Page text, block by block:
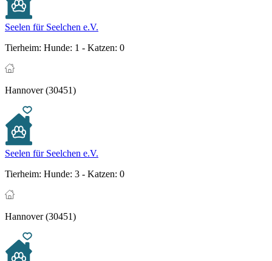
Seelen für Seelchen e.V.
Tierheim: Hunde: 1 - Katzen: 0
Hannover (30451)
Seelen für Seelchen e.V.
Tierheim: Hunde: 3 - Katzen: 0
Hannover (30451)